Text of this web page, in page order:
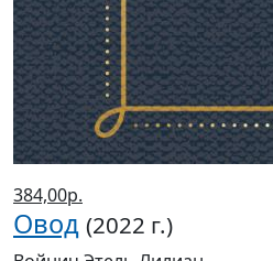
384,00р.
Овод (2022 г.)